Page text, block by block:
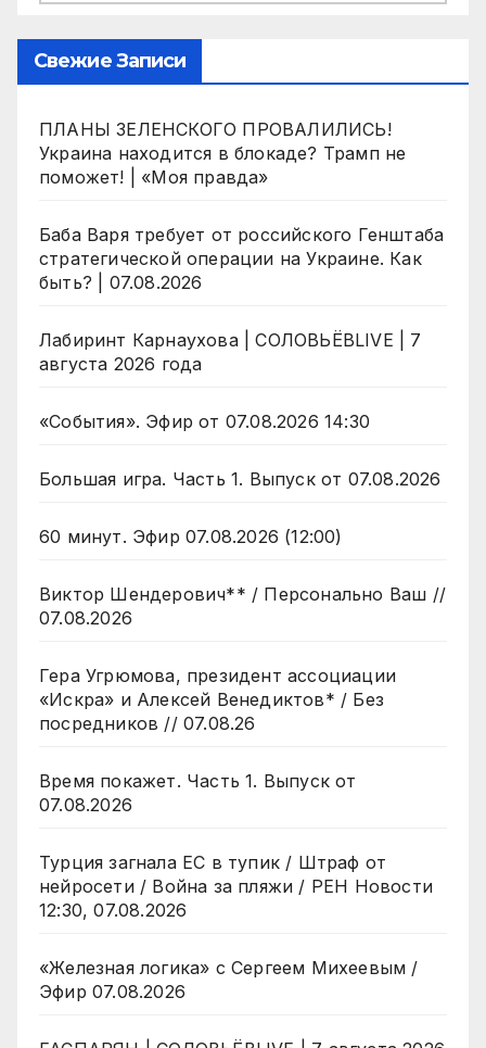
Свежие Записи
ПЛАНЫ ЗЕЛЕНСКОГО ПРОВАЛИЛИСЬ!
Украина находится в блокаде? Трамп не
поможет! | «Моя правда»
Баба Варя требует от российского Генштаба
стратегической операции на Украине. Как
быть? | 07.08.2026
Лабиринт Карнаухова | СОЛОВЬЁВLIVE | 7
августа 2026 года
«События». Эфир от 07.08.2026 14:30
Большая игра. Часть 1. Выпуск от 07.08.2026
60 минут. Эфир 07.08.2026 (12:00)
Виктор Шендерович** / Персонально Ваш //
07.08.2026
Гера Угрюмова, президент ассоциации
«Искра» и Алексей Венедиктов* / Без
посредников // 07.08.26
Время покажет. Часть 1. Выпуск от
07.08.2026
Турция загнала ЕС в тупик / Штраф от
нейросети / Война за пляжи / РЕН Новости
12:30, 07.08.2026
«Железная логика» с Сергеем Михеевым /
Эфир 07.08.2026